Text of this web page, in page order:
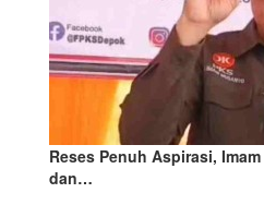
Reses Penuh Aspirasi,
dan…